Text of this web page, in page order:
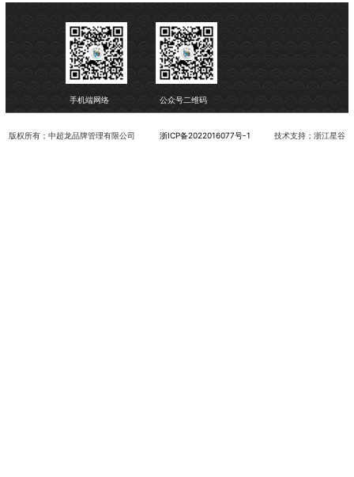
手机端网络 公众号二维码
版权所有；中超龙品牌管理有限公司 浙ICP备2022016077号-1 技术支持；浙江星谷